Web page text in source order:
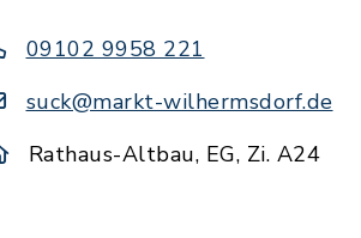
09102 9958 221
suck@markt-wilhermsdorf.de
Rathaus-Altbau, EG, Zi. A24